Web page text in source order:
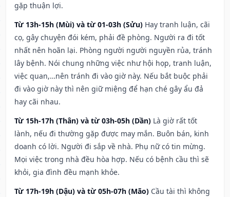
gặp thuận lợi.
Từ 13h-15h (Mùi) và từ 01-03h (Sửu) Hay tranh luận, cãi
cọ, gây chuyện đói kém, phải đề phòng. Người ra đi tốt
nhất nên hoãn lại. Phòng người người nguyền rủa, tránh
lây bệnh. Nói chung những việc như hội họp, tranh luận,
việc quan,…nên tránh đi vào giờ này. Nếu bắt buộc phải
đi vào giờ này thì nên giữ miệng để hạn ché gây ẩu đả
hay cãi nhau.
Từ 15h-17h (Thân) và từ 03h-05h (Dần) Là giờ rất tốt
lành, nếu đi thường gặp được may mắn. Buôn bán, kinh
doanh có lời. Người đi sắp về nhà. Phụ nữ có tin mừng.
Mọi việc trong nhà đều hòa hợp. Nếu có bệnh cầu thì sẽ
khỏi, gia đình đều mạnh khỏe.
Từ 17h-19h (Dậu) và từ 05h-07h (Mão) Cầu tài thì không